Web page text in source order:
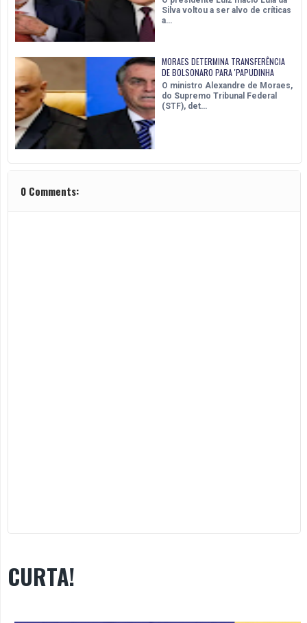
Silva voltou a ser alvo de críticas
a…
MORAES DETERMINA TRANSFERÊNCIA
DE BOLSONARO PARA 'PAPUDINHA
O ministro Alexandre de Moraes,
do Supremo Tribunal Federal
(STF), det…
0 Comments:
CURTA!